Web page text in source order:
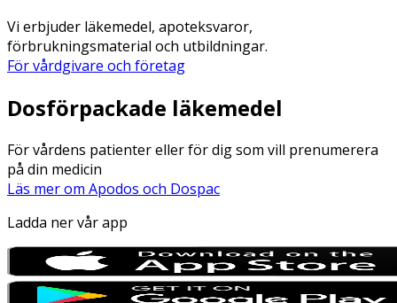
Vi erbjuder läkemedel, apoteksvaror,
förbrukningsmaterial och utbildningar.
För vårdgivare och företag
Dosförpackade läkemedel
För vårdens patienter eller för dig som vill prenumerera
på din medicin
Läs mer om Apodos och Dospac
Ladda ner vår app